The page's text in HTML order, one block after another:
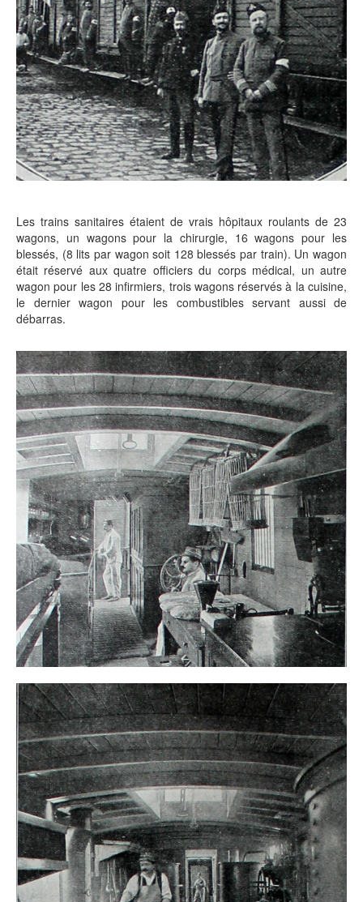
Les trains sanitaires étaient de vrais hôpitaux roulants de 23
wagons, un wagons pour la chirurgie, 16 wagons pour les
blessés, (8 lits par wagon soit 128 blessés par train). Un wagon
était réservé aux quatre officiers du corps médical, un autre
wagon pour les 28 infirmiers, trois wagons réservés à la cuisine,
le dernier wagon pour les combustibles servant aussi de
débarras.